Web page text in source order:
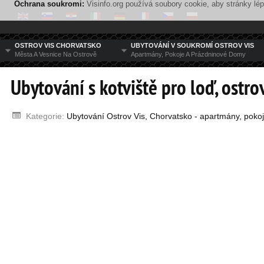
Ochrana soukromi: Visinfo.org používá soubory cookie, aby stránky
OSTROV VIS CHORVATSKO
Města A Vesnice Na Ostrově
UBYTOVÁNÍ V SOUKROMÍ OSTROV VIS
Apartmány, Pokoje A Prázdninové Domy
Ubytování s kotviště pro loď,
Kategorie: Ubytování Ostrov Vis, Chorvatsko - apartmány,